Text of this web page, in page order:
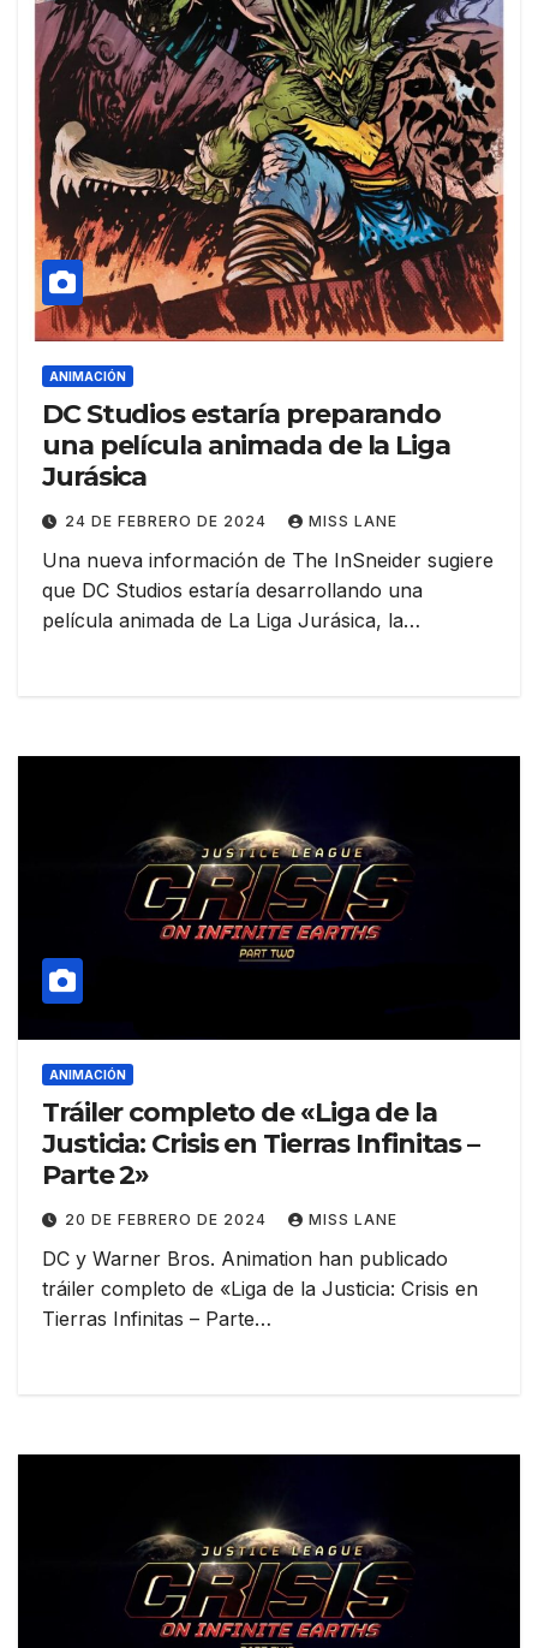
ANIMACIÓN
DC Studios estaría preparando
una película animada de la Liga
Jurásica
24 DE FEBRERO DE 2024 MISS LANE
Una nueva información de The InSneider sugiere
que DC Studios estaría desarrollando una
película animada de La Liga Jurásica, la…
ANIMACIÓN
Tráiler completo de «Liga de la
Justicia: Crisis en Tierras Infinitas –
Parte 2»
20 DE FEBRERO DE 2024 MISS LANE
DC y Warner Bros. Animation han publicado
tráiler completo de «Liga de la Justicia: Crisis en
Tierras Infinitas – Parte…